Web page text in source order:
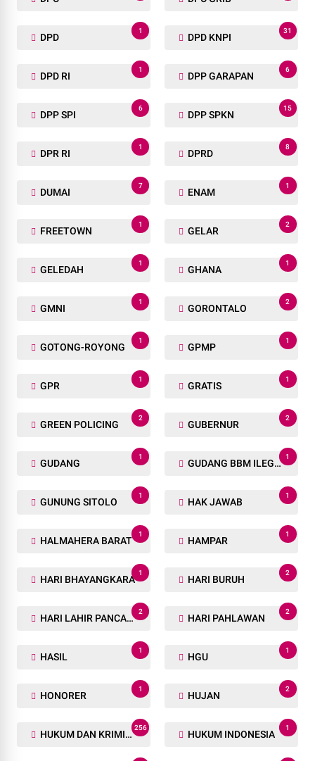
DPD
1
DPD KNPI
31
DPD RI
1
DPP GARAPAN
6
DPP SPI
6
DPP SPKN
15
DPR RI
1
DPRD
8
DUMAI
7
ENAM
1
FREETOWN
1
GELAR
2
GELEDAH
1
GHANA
1
GMNI
1
GORONTALO
2
GOTONG-ROYONG
1
GPMP
1
GPR
1
GRATIS
1
GREEN POLICING
2
GUBERNUR
2
GUDANG
1
GUDANG BBM ILEGAL
1
GUNUNG SITOLO
1
HAK JAWAB
1
HALMAHERA BARAT
1
HAMPAR
1
HARI BHAYANGKARA
1
HARI BURUH
2
HARI LAHIR PANCASILA
2
HARI PAHLAWAN
2
HASIL
1
HGU
1
HONORER
1
HUJAN
2
HUKUM DAN KRIMINAL
256
HUKUM INDONESIA
1